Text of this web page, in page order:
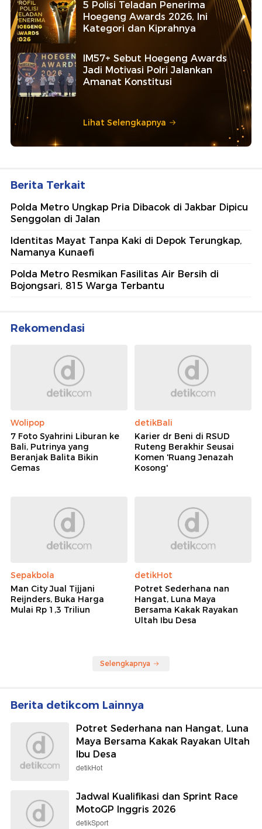
5 Polisi Teladan Penerima
Hoegeng Awards 2026, Ini
Kategori dan Kiprahnya
IM57+ Sebut Hoegeng Awards
Jadi Motivasi Polri Jalankan
Amanat Konstitusi
Lihat Selengkapnya
Berita Terkait
Polda Metro Ungkap Pria Dibacok di Jakbar Dipicu
Senggolan di Jalan
Identitas Mayat Tanpa Kaki di Depok Terungkap,
Namanya Kunaefi
Polda Metro Resmikan Fasilitas Air Bersih di
Bojongsari, 815 Warga Terbantu
Rekomendasi
Wolipop
7 Foto Syahrini Liburan ke
Bali, Putrinya yang
Beranjak Balita Bikin
Gemas
detikBali
Karier dr Beni di RSUD
Ruteng Berakhir Seusai
Komen 'Ruang Jenazah
Kosong'
Sepakbola
Man City Jual Tijjani
Reijnders, Buka Harga
Mulai Rp 1,3 Triliun
detikHot
Potret Sederhana nan
Hangat, Luna Maya
Bersama Kakak Rayakan
Ultah Ibu Desa
Selengkapnya
Berita detikcom Lainnya
Potret Sederhana nan Hangat, Luna
Maya Bersama Kakak Rayakan Ultah
Ibu Desa
detikHot
Jadwal Kualifikasi dan Sprint Race
MotoGP Inggris 2026
detikSport